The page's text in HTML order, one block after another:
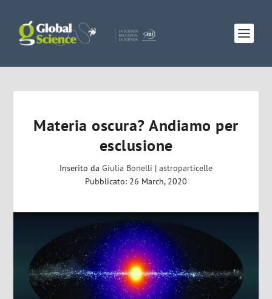
Materia oscura? Andiamo per
esclusione
Inserito da Giulia Bonelli | astroparticelle
Pubblicato: 26 March, 2020